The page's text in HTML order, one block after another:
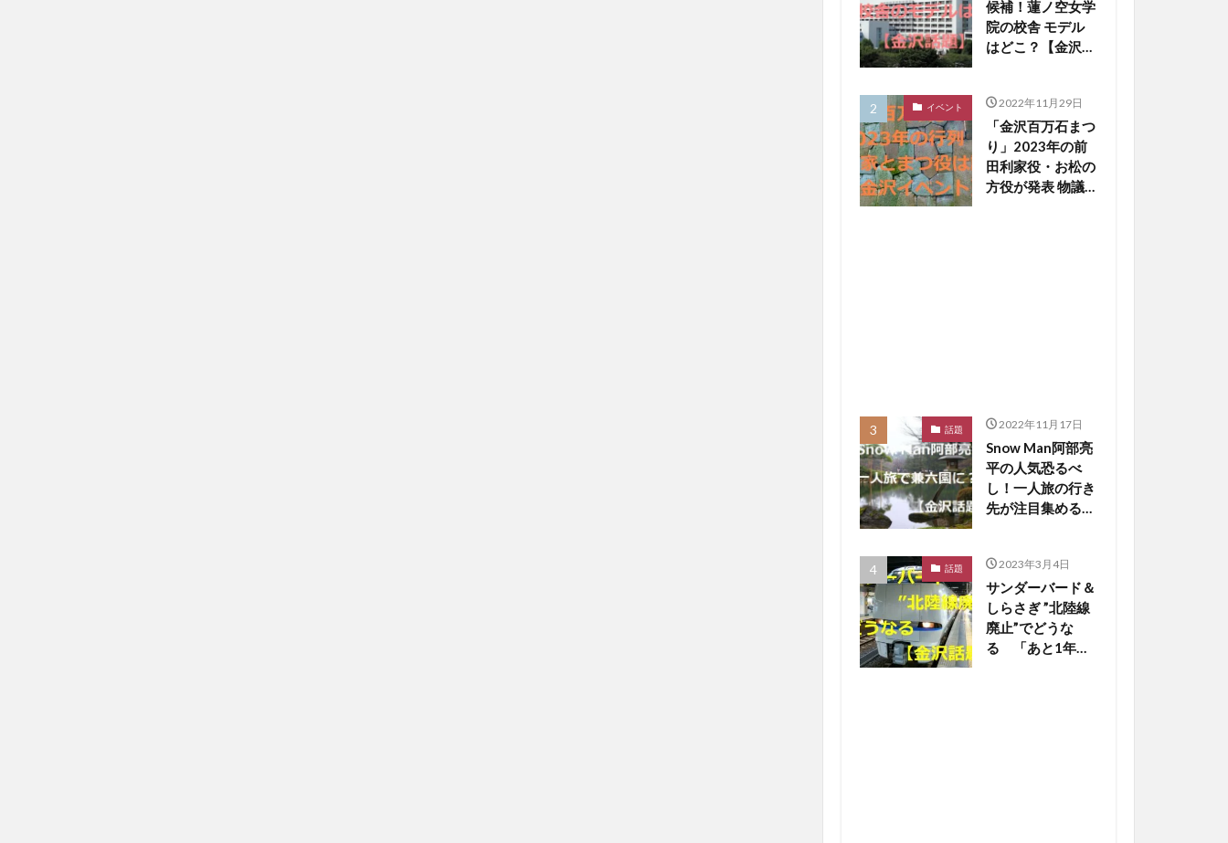
候補！蓮ノ空女学
院の校舎 モデル
はどこ？【金沢話
イベント 2022年11月29日
「金沢百万石まつ
り」2023年の前
田利家役・お松の
方役が発表 物議
話題 2022年11月17日
Snow Man阿部亮
平の人気恐るべ
し！一人旅の行き
先が注目集める
話題 2023年3月4日
サンダーバード＆
しらさぎ ”北陸線
廃止”でどうな
る 「あと1年